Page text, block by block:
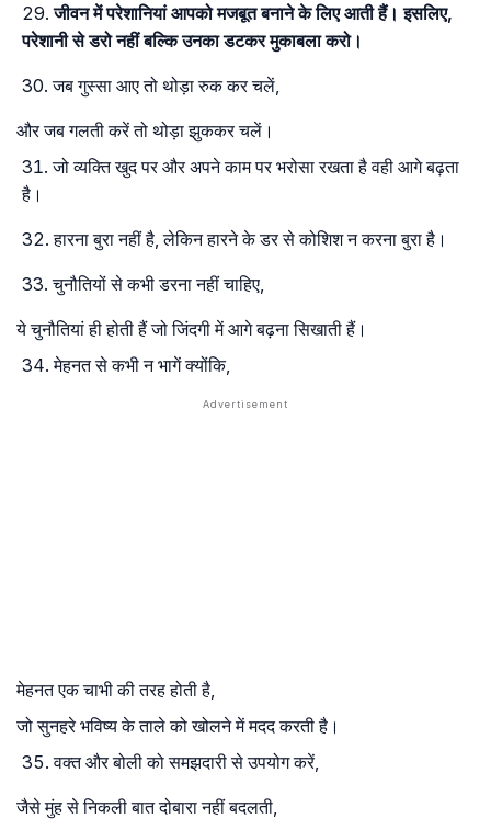
जीवन में परेशानियां आपको मजबूत बनाने के लिए आती हैं। इसलिए,
परेशानी से डरो नहीं बल्कि उनका डटकर मुकाबला करो।
जब गुस्सा आए तो थोड़ा रुक कर चलें,
और जब गलती करें तो थोड़ा झुककर चलें।
जो व्यक्ति खुद पर और अपने काम पर भरोसा रखता है वही आगे बढ़ता
है।
हारना बुरा नहीं है, लेकिन हारने के डर से कोशिश न करना बुरा है।
चुनौतियों से कभी डरना नहीं चाहिए,
ये चुनौतियां ही होती हैं जो जिंदगी में आगे बढ़ना सिखाती हैं।
मेहनत से कभी न भागें क्योंकि,
मेहनत एक चाभी की तरह होती है,
जो सुनहरे भविष्य के ताले को खोलने में मदद करती है।
वक्त और बोली को समझदारी से उपयोग करें,
जैसे मुंह से निकली बात दोबारा नहीं बदलती,